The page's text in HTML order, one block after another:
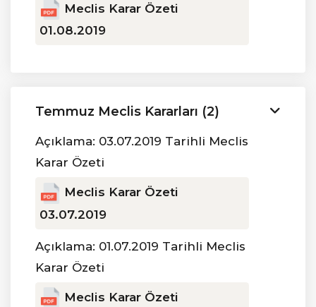
Meclis Karar Özeti
01.08.2019
Temmuz Meclis Kararları (2)
Açıklama: 03.07.2019 Tarihli Meclis
Karar Özeti
Meclis Karar Özeti
03.07.2019
Açıklama: 01.07.2019 Tarihli Meclis
Karar Özeti
Meclis Karar Özeti